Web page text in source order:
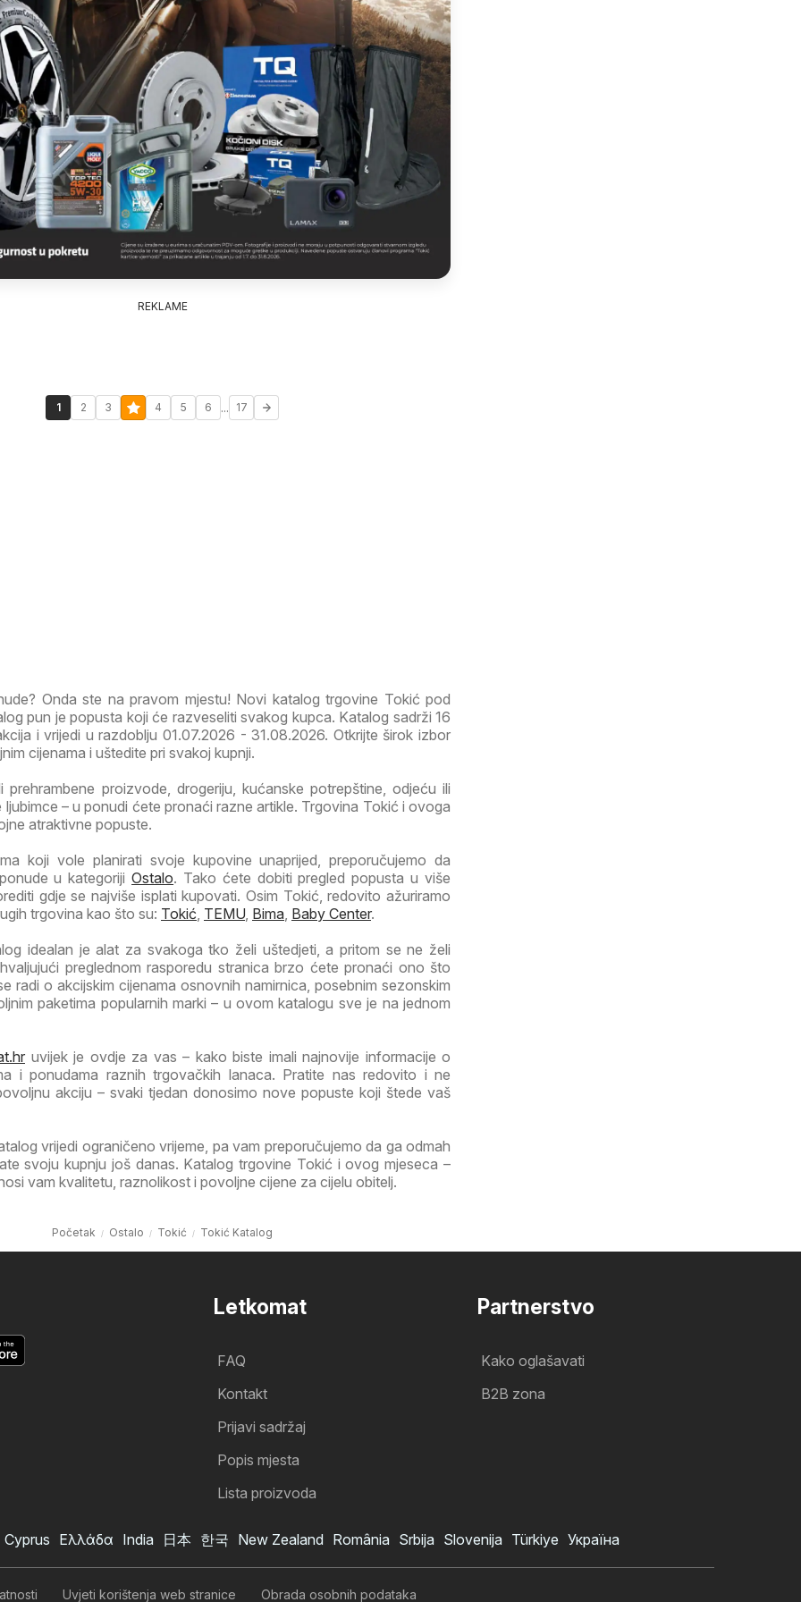
Tokić katalog
Želim se pretplatiti na katalog
REKLAME
1 2 3 4 5 6 ... 17
Onda ste na pravom mjestu! Novi katalog trgovine Tokić pod
pun je popusta koji će razveseliti svakog kupca. Katalog sadrži 16
i vrijedi u razdoblju 01.07.2026 - 31.08.2026. Otkrijte širok izbor
cijenama i uštedite pri svakoj kupnji.
proizvode, drogeriju, kućanske potrepštine, odjeću ili
– u ponudi ćete pronaći razne artikle. Trgovina Tokić i ovoga
atraktivne popuste.
koji vole planirati svoje kupovine unaprijed, preporučujemo da
u kategorijiOstalo. Tako ćete dobiti pregled popusta u više
gdje se najviše isplati kupovati. Osim Tokić, redovito ažuriramo
trgovina kao što su: Tokić TEMU, Bima Baby Center.
idealan je alat za svakoga tko želi uštedjeti, a pritom se ne želi
preglednom rasporedu stranica brzo ćete pronaći ono što
radi o akcijskim cijenama osnovnih namirnica, posebnim sezonskim
paketima popularnih marki – u ovom katalogu sve je na jednom
uvijek je ovdje za vas – kako biste imali najnovije informacije o
i ponudama raznih trgovačkih lanaca. Pratite nas redovito i ne
akciju – svaki tjedan donosimo nove popuste koji štede vaš
vrijedi ograničeno vrijeme, pa vam preporučujemo da ga odmah
svoju kupnju još danas. Katalog trgovine Tokić i ovog mjeseca –
vam kvalitetu, raznolikost i povoljne cijene za cijelu obitelj.
Početak Ostalo Tokić Tokić Katalog
Letkomat
FAQ
Kontakt
Prijavi sadržaj
Popis mjesta
Lista proizvoda
Partnerstvo
Kako oglašavati
B2B zona
Cyprus Ελλάδα India 日本 한국 New Zealand România Srbija Slovenija Türkiye Україна
Uvjeti korištenja web stranice Obrada osobnih podataka